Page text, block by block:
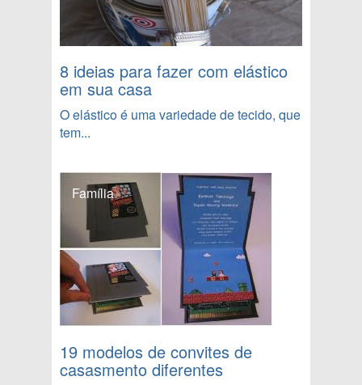
8 ideias para fazer com elástico
em sua casa
O elástico é uma variedade de tecido, que
tem...
Família
19 modelos de convites de
casasmento diferentes